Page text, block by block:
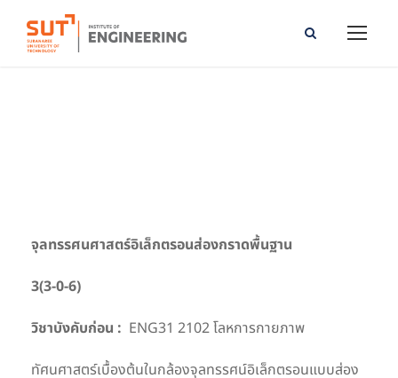
จุลทรรศนศาสตร์อิเล็กตรอนส่องกราดพื้นฐาน
3(3-0-6)
วิชาบังคับก่อน : ENG31 2102 โลหการกายภาพ
ทัศนศาสตร์เบื้องต้นในกล้องจุลทรรศน์อิเล็กตรอนแบบส่อง